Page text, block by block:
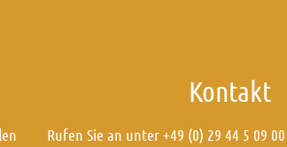
Kontakt
Rufen Sie an unter +49 (0) 29 44 5 09